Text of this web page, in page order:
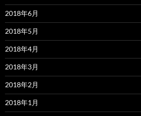
2018年6月
2018年5月
2018年4月
2018年3月
2018年2月
2018年1月